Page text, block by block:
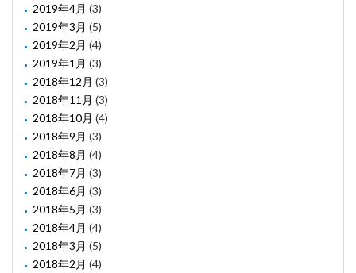
2019年4月 (3)
2019年3月 (5)
2019年2月 (4)
2019年1月 (3)
2018年12月 (3)
2018年11月 (3)
2018年10月 (4)
2018年9月 (3)
2018年8月 (4)
2018年7月 (3)
2018年6月 (3)
2018年5月 (3)
2018年4月 (4)
2018年3月 (5)
2018年2月 (4)